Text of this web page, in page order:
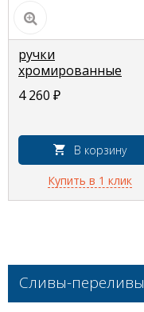
ручки
хромированные
Classic/Saga/Maxima
4 260 ₽
В корзину
Купить в 1 клик
Сливы-переливы